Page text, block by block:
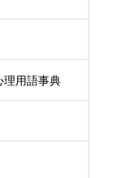
理用語事典